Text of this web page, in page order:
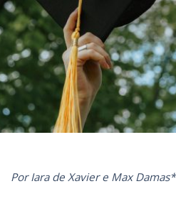
Por Iara de Xavier e Max Damas*